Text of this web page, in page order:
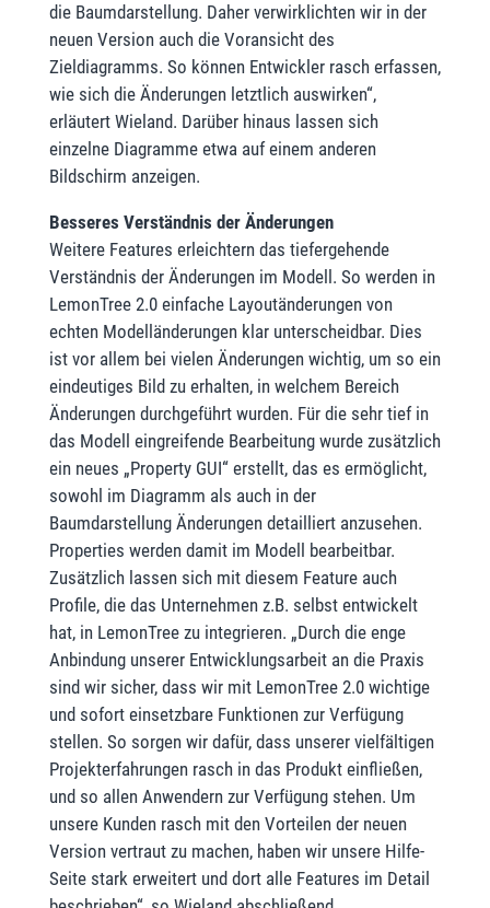
die Baumdarstellung. Daher verwirklichten wir in der
neuen Version auch die Voransicht des
Zieldiagramms. So können Entwickler rasch erfassen,
wie sich die Änderungen letztlich auswirken“,
erläutert Wieland. Darüber hinaus lassen sich
einzelne Diagramme etwa auf einem anderen
Bildschirm anzeigen.
Besseres Verständnis der Änderungen
Weitere Features erleichtern das tiefergehende
Verständnis der Änderungen im Modell. So werden in
LemonTree 2.0 einfache Layoutänderungen von
echten Modelländerungen klar unterscheidbar. Dies
ist vor allem bei vielen Änderungen wichtig, um so ein
eindeutiges Bild zu erhalten, in welchem Bereich
Änderungen durchgeführt wurden. Für die sehr tief in
das Modell eingreifende Bearbeitung wurde zusätzlich
ein neues „Property GUI“ erstellt, das es ermöglicht,
sowohl im Diagramm als auch in der
Baumdarstellung Änderungen detailliert anzusehen.
Properties werden damit im Modell bearbeitbar.
Zusätzlich lassen sich mit diesem Feature auch
Profile, die das Unternehmen z.B. selbst entwickelt
hat, in LemonTree zu integrieren. „Durch die enge
Anbindung unserer Entwicklungsarbeit an die Praxis
sind wir sicher, dass wir mit LemonTree 2.0 wichtige
und sofort einsetzbare Funktionen zur Verfügung
stellen. So sorgen wir dafür, dass unserer vielfältigen
Projekterfahrungen rasch in das Produkt einfließen,
und so allen Anwendern zur Verfügung stehen. Um
unsere Kunden rasch mit den Vorteilen der neuen
Version vertraut zu machen, haben wir unsere Hilfe-
Seite stark erweitert und dort alle Features im Detail